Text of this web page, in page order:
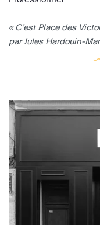
« C’est Place des
par Jules Hardouin-